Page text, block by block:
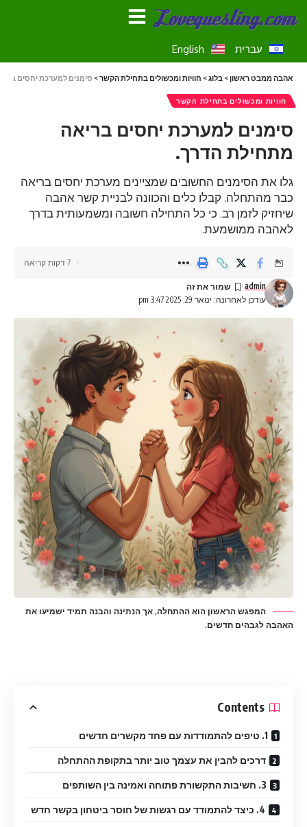
עברית English
אהבה ממבט ראשון > בלוג> חוויות ומכשולים בתחילת הקשר> סימנים למערכת יחסים
חוויות ומכשולים בתחילת הקשר
סימנים למערכת יחסים בריאה
מתחילת הדרך.
גלו את הסימנים החשובים שמציינים מערכת יחסים בריאה
כבר מהתחלה. קבלו כלים והכוונה לבניית קשר אהבה
שיחזיק לזמן רב. כי כל התחילה חשובה ומשמעותית בדרך
לאהבה ממושמעת.
עודכן לאחרונה: ינואר 29, 2025 3:47 pm
admin
7 דקות קריאה
המפגש הראשון הוא ההתחלה, אך הנתינה והבנה תמיד ישמיעו את
האהבה לגבהים חדשים.
Contents
1. טיפים להתמודדות עם פחד מקשרים חדשים
דרכים להבין את עצמך טוב יותר בתקופת ההתחלה
3. חשיבות התקשורת פתוחה ואמינה בין השותפים
4. כיצד להתמודד עם רגשות של חוסר ביטחון בקשר חדש